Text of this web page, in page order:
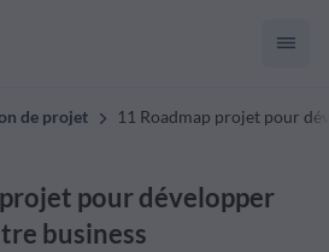
de projet 11 Roadmap projet pour
pour développer
business